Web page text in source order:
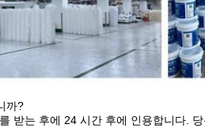
까?
받는 후에 24 시간 후에 인용합니다.